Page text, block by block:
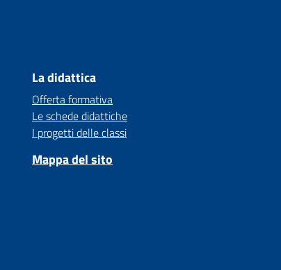
La didattica
Offerta formativa
Le schede didattiche
I progetti delle classi
Mappa del sito